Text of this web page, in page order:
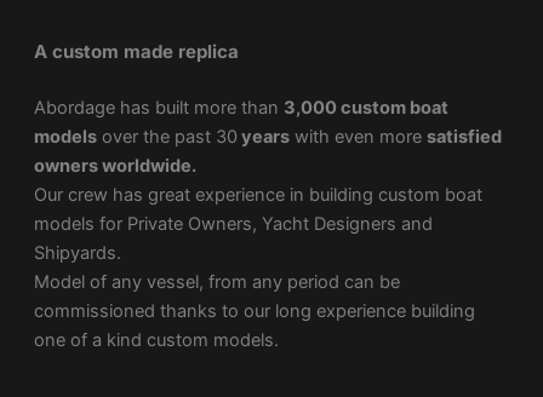
A custom made replica
Abordage has built more than 3,000 custom boat
modelsover the past 30 yearswith even more satisfied
owners worldwide.
Our crew has great experience in building custom boat
models for Private Owners, Yacht Designers and
Shipyards.
Model of any vessel, from any period can be
commissioned thanks to our long experience building
one of a kind custom models.